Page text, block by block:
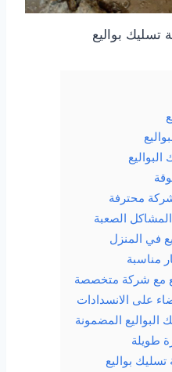
تسليك بواليع
محترفة
الصعبة
في المنزل
مناسبة
مع شركة متخصصة
على الانسدادات
المضمونة
طويلة
بواليع